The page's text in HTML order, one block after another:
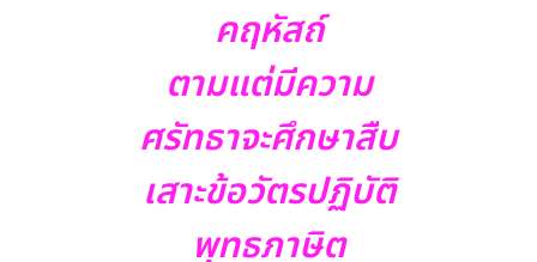
คฤหัสถ์
ตามแต่มีความ
ศรัทธาจะศึกษาสืบ
เสาะข้อวัตรปฏิบัติ
พุทธภาษิต